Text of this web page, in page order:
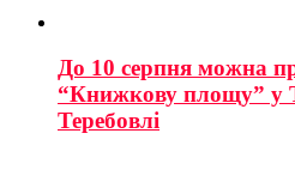
До 10 серпня можна
“Книжкову площу” у
Теребовлі